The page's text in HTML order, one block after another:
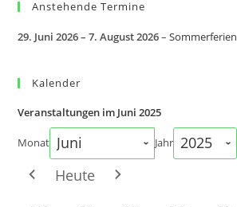
Anstehende Termine
29. Juni 2026– 7. August 2026–Sommerferien
Kalender
Veranstaltungen im Juni 2025
Monat Jahr
Heute